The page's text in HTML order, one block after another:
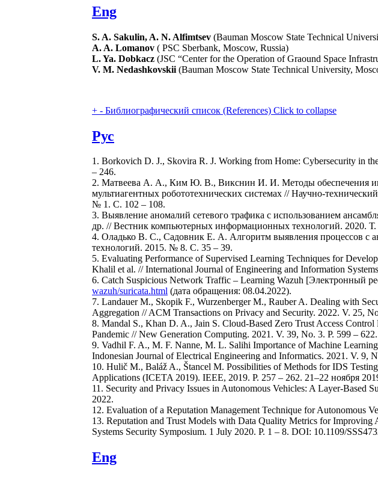
Eng
S. A. Sakulin, A. N. Alfimtsev (Bauman Moscow State Technical
A. A. Lomanov ( PSC Sberbank, Moscow, Russia)
L. Ya. Dobkacz (JSC “Center for the Operation of Graound Space
V. M. Nedashkovskii (Bauman Moscow State Technical University,
+ - Библиографический список (References) Click to collapse
Рус
1. Borkovich D. J., Skovira R. J. Working from Home: Cybersecurity in
– 246.
2. Матвеева А. А., Ким Ю. В., Викснин И. И. Методы обеспечения
мультиагентных робототехнических системах // Научно-
№ 1. С. 102 – 108.
3. Выявление аномалий сетевого трафика с использованием
др. // Вестник компьютерных информационных технологий. 2020.
4. Оладько В. С., Садовник Е. А. Алгоритм выявления процессов
технологий. 2015. № 8. С. 35 – 39.
5. Evaluating Performance of Supervised Learning Techniques for
Khalil et al. // International Journal of Engineering and Information
6. Catch Suspicious Network Traffic – Learning Wazuh [Электронный
wazuh/suricata.html (дата обращения: 08.04.2022).
7. Landauer M., Skopik F., Wurzenberger M., Rauber A. Dealing with
Aggregation // ACM Transactions on Privacy and Security. 2022. V. 25,
8. Mandal S., Khan D. A., Jain S. Cloud-Based Zero Trust Access
Pandemic // New Generation Computing. 2021. V. 39, No. 3. P. 599 – 622.
9. Vadhil F. A., M. F. Nanne, M. L. Salihi Importance of Machine
Indonesian Journal of Electrical Engineering and Informatics. 2021. V. 9,
10. Hulič M., Baláž A., Štancel M. Possibilities of Methods for IDS
Applications (ICETA 2019). IEEE, 2019. P. 257 – 262. 21–22 ноября
11. Security and Privacy Issues in Autonomous Vehicles: A Layer-Based
2022.
12. Evaluation of a Reputation Management Technique for Autonomous
13. Reputation and Trust Models with Data Quality Metrics for
Systems Security Symposium. 1 July 2020. P. 1 – 8. DOI: 10.1109/
Eng